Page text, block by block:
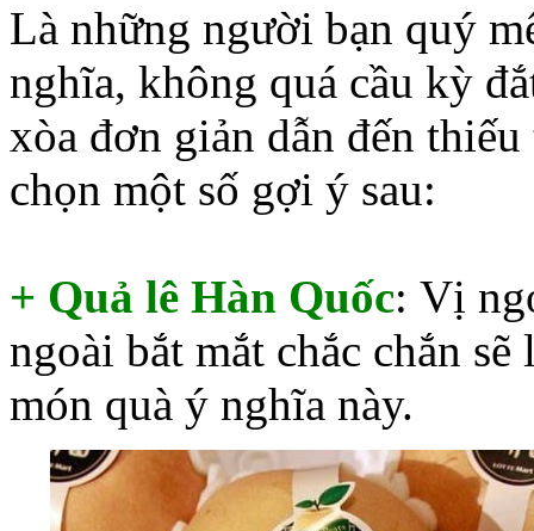
Là những người bạn quý
nghĩa, không quá cầu kỳ
xòa đơn giản dẫn đến
chọn một số gợi ý sau:
+ Quả lê Hàn Quốc: Vị
ngoài bắt mắt chắc chắn
món quà ý nghĩa này.